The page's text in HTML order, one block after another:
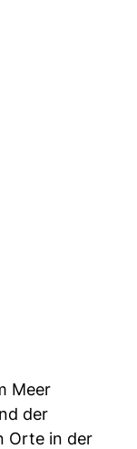
Meer
der
Orte in der